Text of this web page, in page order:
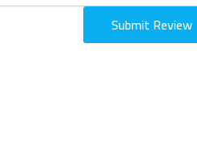
Submit Review